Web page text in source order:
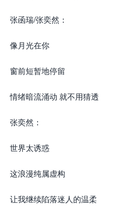
张函瑞/张奕然：
像月光在你
窗前短暂地停留
情绪暗流涌动 就不用猜透
张奕然：
世界太诱惑
这浪漫纯属虚构
让我继续陷落迷人的温柔